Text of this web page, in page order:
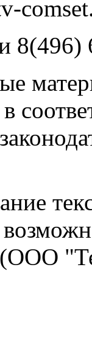
8(496)
(ООО